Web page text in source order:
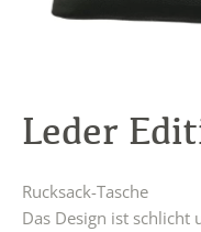
Leder
Rucksack-Tasche
Das Design ist schlicht